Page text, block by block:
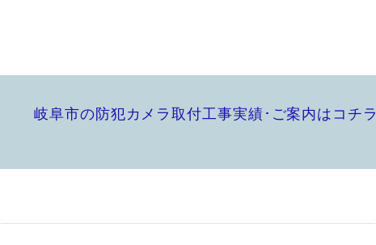
岐阜市の防犯カメラ取付工事実績･ご案内はコチラ